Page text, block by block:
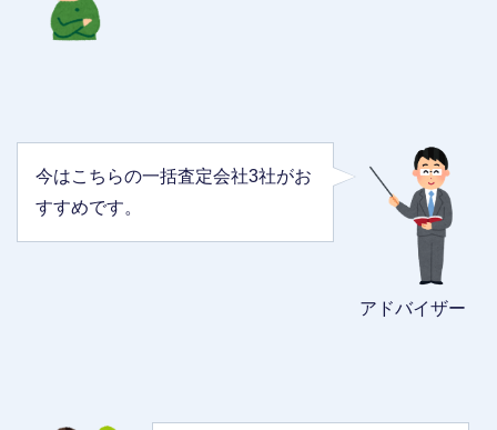
アドバイザー
今はこちらの一括査定会社3社がお
すすめです。